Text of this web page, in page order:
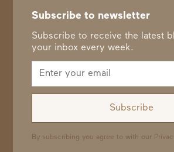
Subscribe to newsletter
Subscribe to receive the latest
your inbox every week.
By subscribing you agree to with our